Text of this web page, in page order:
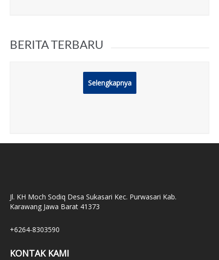
BERITA TERBARU
Selengkapnya
Jl. KH Moch Sodiq Desa Sukasari Kec. Purwasari Kab.
Karawang Jawa Barat 41373
+6264-8303590
KONTAK KAMI